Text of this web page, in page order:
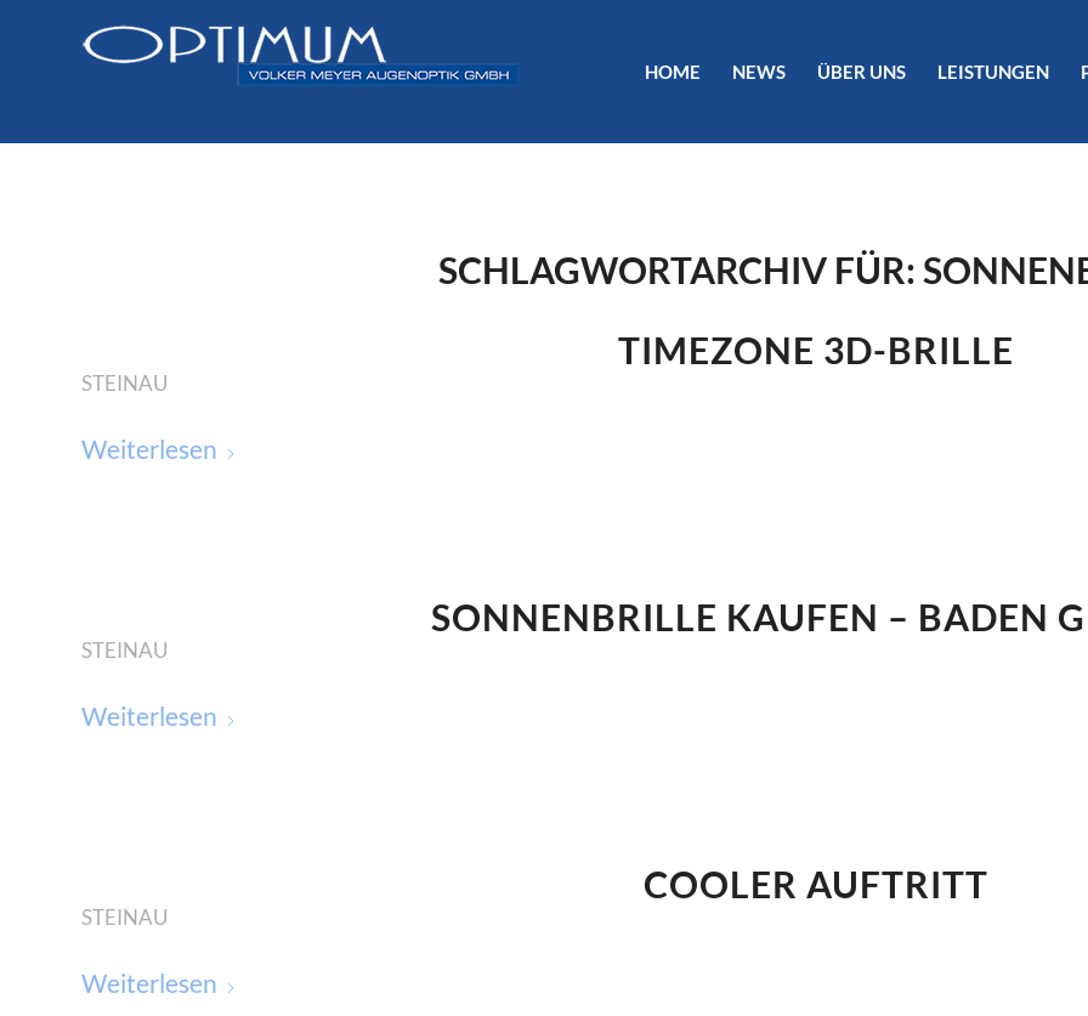
HOME NEWS ÜBER UNS LEISTUNGEN
SCHLAGWORTARCHIV FÜR:
TIMEZONE 3D-BRILLE
STEINAU
Weiterlesen
SONNENBRILLE KAUFEN – BADEN
STEINAU
Weiterlesen
COOLER AUFTRITT
STEINAU
Weiterlesen